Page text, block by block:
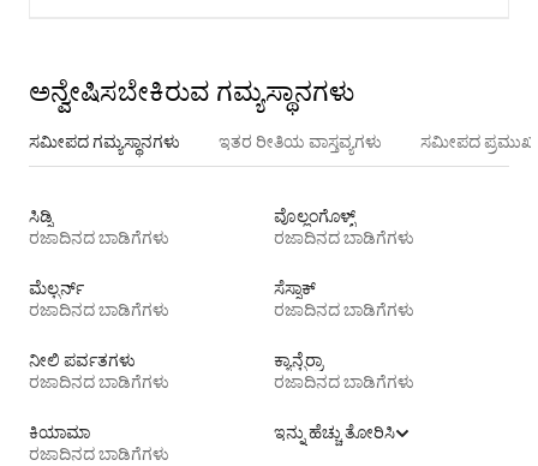
ಅನ್ವೇಷಿಸಬೇಕಿರುವ ಗಮ್ಯಸ್ಥಾನಗಳು
ಸಮೀಪದ ಗಮ್ಯಸ್ಥಾನಗಳು ಇತರ ರೀತಿಯ ವಾಸ್ತವ್ಯಗಳು ಸಮೀಪದ ಪ್ರಮುಖ
ಸಿಡ್ನಿ
ರಜಾದಿನದ ಬಾಡಿಗೆಗಳು
ವೊಲ್ಲಂಗೊಳ್ಳ್
ರಜಾದಿನದ ಬಾಡಿಗೆಗಳು
ಮೆಲ್ಬರ್ನ್
ರಜಾದಿನದ ಬಾಡಿಗೆಗಳು
ಸೆಸ್ನಾಕ್
ರಜಾದಿನದ ಬಾಡಿಗೆಗಳು
ನೀಲಿ ಪರ್ವತಗಳು
ರಜಾದಿನದ ಬಾಡಿಗೆಗಳು
ಕ್ಯಾನ್ಬೆರ್ರಾ
ರಜಾದಿನದ ಬಾಡಿಗೆಗಳು
ಕಿಯಾಮಾ
ರಜಾದಿನದ ಬಾಡಿಗೆಗಳು
ಇನ್ನು ಹೆಚ್ಚು ತೋರಿಸಿ